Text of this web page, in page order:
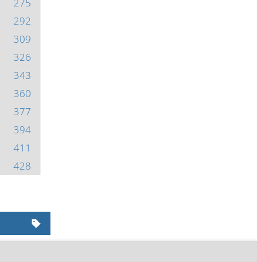
292
309
326
343
360
377
394
411
428